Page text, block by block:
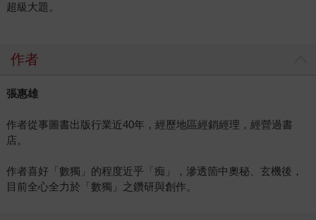
超級大題。
作者
張惠雄
作者從事圖書出版行業近40年，經歷地區經銷經理，經營過書
店。
作者喜好「數獨」的程度近乎「痴」，滲透箇中奧秘、玄機後，
目前全心全力於「數獨」之鑽研與創作。